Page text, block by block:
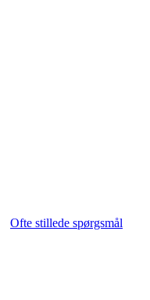
Ofte stillede spørgsmål